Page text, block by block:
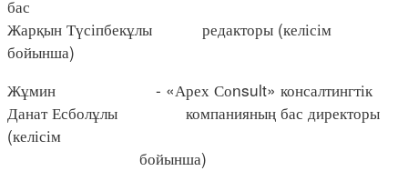
бас
Жарқын Түсіпбекұлы редакторы (келісім
бойынша)
Жұмин - «Арех Соnsult» консалтингтік
Данат Есболұлы компанияның бас директоры
(келісім
бойынша)